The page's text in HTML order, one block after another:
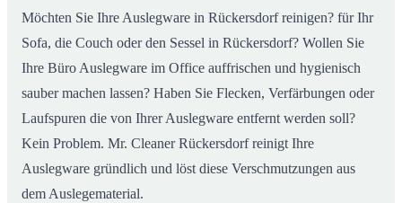
Möchten Sie Ihre Auslegware in Rückersdorf reinigen? für Ihr
Sofa, die Couch oder den Sessel in Rückersdorf? Wollen Sie
Ihre Büro Auslegware im Office auffrischen und hygienisch
sauber machen lassen? Haben Sie Flecken, Verfärbungen oder
Laufspuren die von Ihrer Auslegware entfernt werden soll?
Kein Problem. Mr. Cleaner Rückersdorf reinigt Ihre
Auslegware gründlich und löst diese Verschmutzungen aus
dem Auslegematerial.